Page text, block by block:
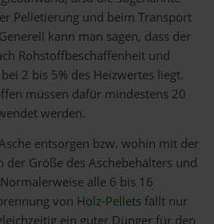
Pelletierung und beim Transport
kann man sagen, dass der
Rohstoffbeschaffenheit und
2 bis 5% des Heizwertes liegt.
müssen dafür mindestens 20
werden.
entsorgen bzw. wohin mit der
der Größe des Aschebehälters und
alle 6 bis 16
von Holz-Pelletsfällt nur
ein guter Dünger für den